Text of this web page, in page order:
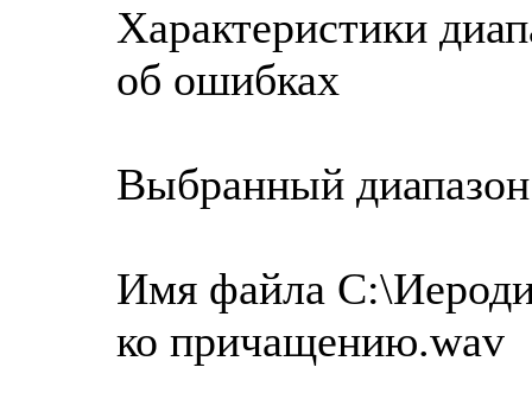
Характеристики
об ошибках
Выбранный диапазон
Имя файла
ко причащению.wav